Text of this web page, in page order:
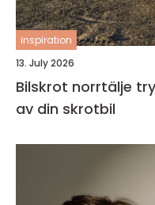
inspiration
13. July 2026
Bilskrot norrtälje trygg och hållbar hantering
av din skrotbil